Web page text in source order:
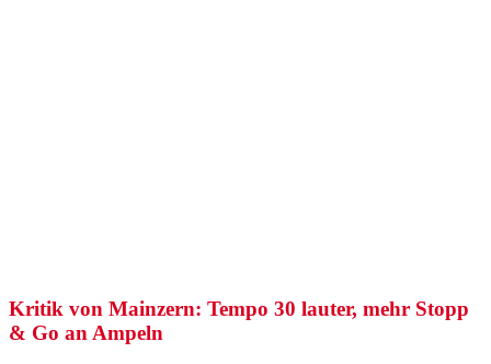
Kritik von Mainzern: Tempo 30 lauter, mehr Stopp
& Go an Ampeln